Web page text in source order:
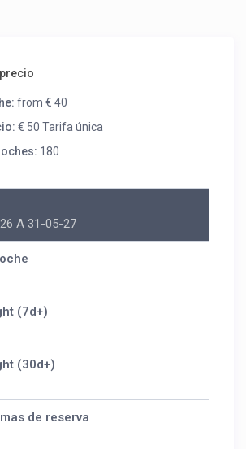
from € 40
€ 50 Tarifa única
180
A 31-05-27
(7d+)
(30d+)
de reserva